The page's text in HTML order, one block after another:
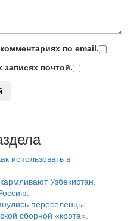
по email.
почтой.
использовать в
Узбекистан.
переселенцы
сборной «крота».